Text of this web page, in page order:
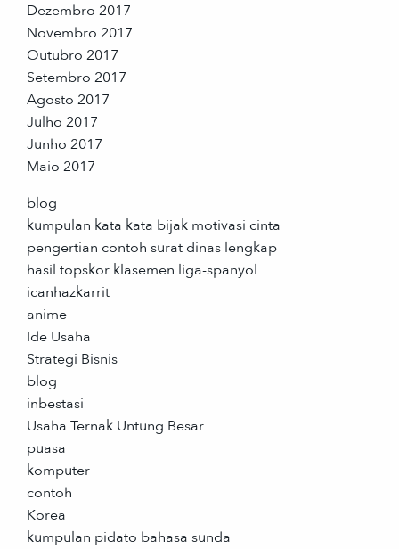
Dezembro 2017
Novembro 2017
Outubro 2017
Setembro 2017
Agosto 2017
Julho 2017
Junho 2017
Maio 2017
blog
kumpulan kata kata bijak motivasi cinta
pengertian contoh surat dinas lengkap
hasil topskor klasemen liga-spanyol
icanhazkarrit
anime
Ide Usaha
Strategi Bisnis
blog
inbestasi
Usaha Ternak Untung Besar
puasa
komputer
contoh
Korea
kumpulan pidato bahasa sunda